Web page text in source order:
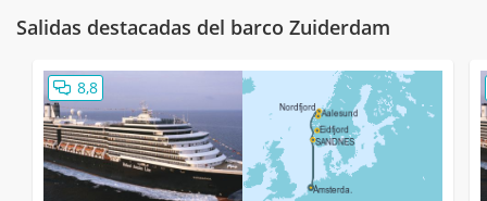
Salidas destacadas del barco Zuiderdam
8,8